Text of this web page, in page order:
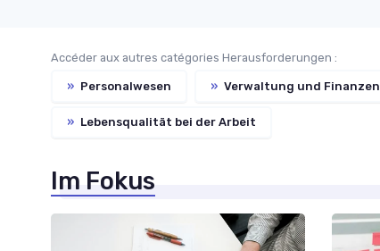
Accéder aux autres catégories Herausforderungen :
» Personalwesen » Verwaltung und Finanzen
» Lebensqualität bei der Arbeit
Im Fokus